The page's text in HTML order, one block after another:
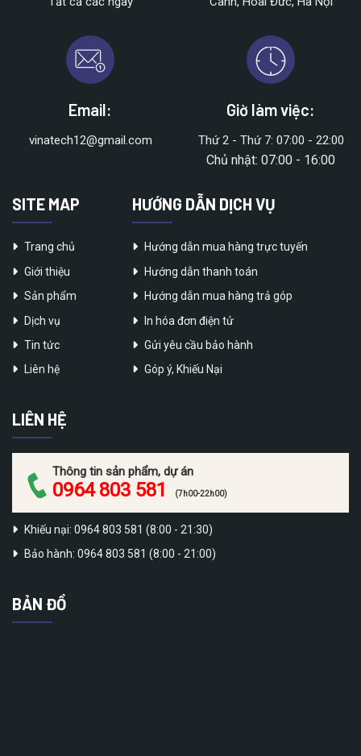
Email:
vinatech12@gmail.com
Giờ làm việc:
Thứ 2 - Thứ 7: 07:00 - 22:00
Chủ nhật: 07:00 - 16:00
SITE MAP
Trang chủ
Giới thiệu
Sản phẩm
Dịch vụ
Tin tức
Liên hệ
HƯỚNG DẪN DỊCH VỤ
Hướng dẫn mua hàng trực tuyến
Hướng dẫn thanh toán
Hướng dẫn mua hàng trả góp
In hóa đơn điện tử
Gửi yêu cầu bảo hành
Góp ý, Khiếu Nại
LIÊN HỆ
Thông tin sản phẩm, dự án
0964 803 581 (7h00-22h00)
Khiếu nại: 0964 803 581 (8:00 - 21:30)
Bảo hành: 0964 803 581 (8:00 - 21:00)
BẢN ĐỒ